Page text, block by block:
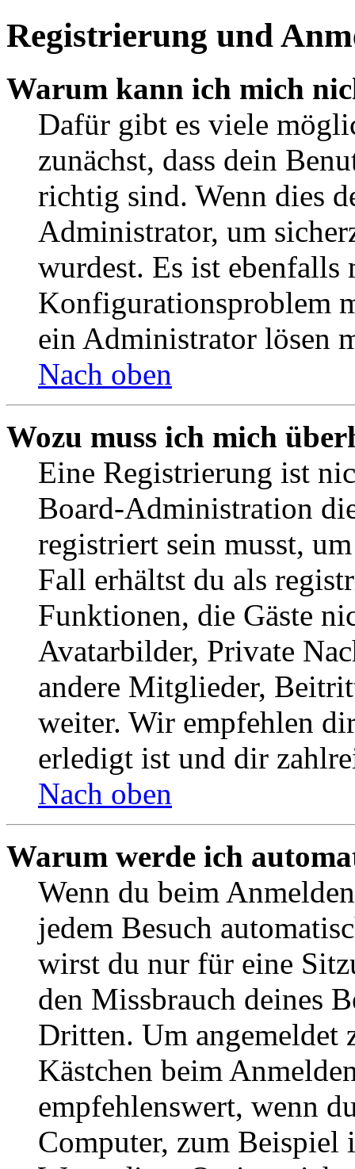
Registrierung und
Warum kann ich mich
Dafür gibt es viele
zunächst, dass dein
richtig sind. Wenn dies
Administrator, um
wurdest. Es ist ebenfalls
Konfigurationsproblem
ein Administrator lösen
Nach oben
Wozu muss ich mich
Eine Registrierung ist
Board-Administration
registriert sein musst,
Fall erhältst du als
Funktionen, die Gäste
Avatarbilder, Private
andere Mitglieder,
weiter. Wir empfehlen
erledigt ist und dir
Nach oben
Warum werde ich
Wenn du beim
jedem Besuch
wirst du nur für eine
den Missbrauch deines
Dritten. Um angemeldet
Kästchen beim
empfehlenswert, wenn
Computer, zum Beispiel